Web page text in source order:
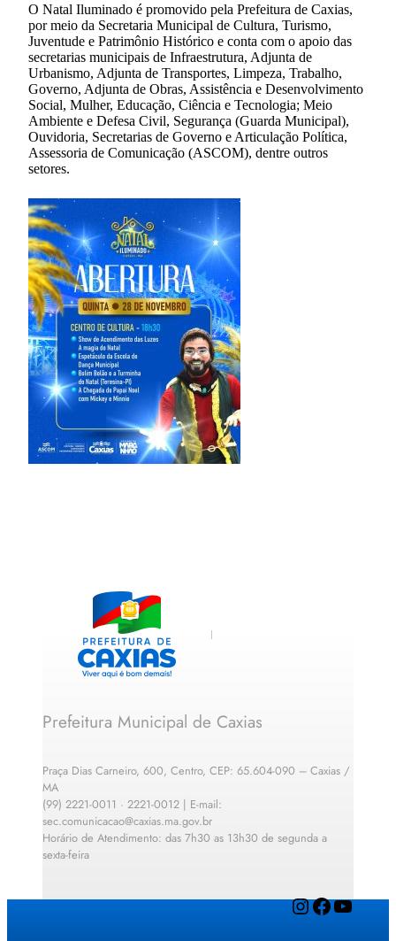
O Natal Iluminado é promovido pela Prefeitura de Caxias,
por meio da Secretaria Municipal de Cultura, Turismo,
Juventude e Patrimônio Histórico e conta com o apoio das
secretarias municipais de Infraestrutura, Adjunta de
Urbanismo, Adjunta de Transportes, Limpeza, Trabalho,
Governo, Adjunta de Obras, Assistência e Desenvolvimento
Social, Mulher, Educação, Ciência e Tecnologia; Meio
Ambiente e Defesa Civil, Segurança (Guarda Municipal),
Ouvidoria, Secretarias de Governo e Articulação Política,
Assessoria de Comunicação (ASCOM), dentre outros
setores.
Prefeitura Municipal de Caxias
Praça Dias Carneiro, 600, Centro, CEP: 65.604-090 – Caxias /
MA
(99) 2221-0011 · 2221-0012 | E-mail:
sec.comunicacao@caxias.ma.gov.br
Horário de Atendimento: das 7h30 as 13h30 de segunda a
sexta-feira
InstagramFacebook YouTube